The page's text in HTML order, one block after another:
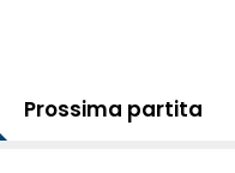
Prossima partita